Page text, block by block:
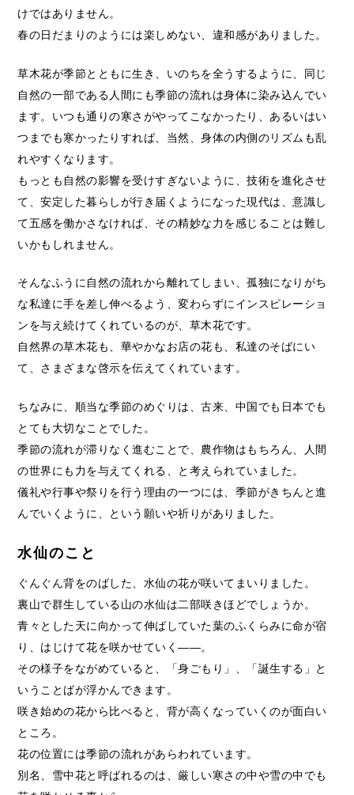
けではありません。
春の日だまりのようには楽しめない、違和感がありました。
草木花が季節とともに生き、いのちを全うするように、同じ
自然の一部である人間にも季節の流れは身体に染み込んでい
ます。いつも通りの寒さがやってこなかったり、あるいはい
つまでも寒かったりすれば、当然、身体の内側のリズムも乱
れやすくなります。
もっとも自然の影響を受けすぎないように、技術を進化させ
て、安定した暮らしが行き届くようになった現代は、意識し
て五感を働かさなければ、その精妙な力を感じることは難し
いかもしれません。
そんなふうに自然の流れから離れてしまい、孤独になりがち
な私達に手を差し伸べるよう、変わらずにインスピレーショ
ンを与え続けてくれているのが、草木花です。
自然界の草木花も、華やかなお店の花も、私達のそばにい
て、さまざまな啓示を伝えてくれています。
ちなみに、順当な季節のめぐりは、古来、中国でも日本でも
とても大切なことでした。
季節の流れが滞りなく進むことで、農作物はもちろん、人間
の世界にも力を与えてくれる、と考えられていました。
儀礼や行事や祭りを行う理由の一つには、季節がきちんと進
んでいくように、という願いや祈りがありました。
水仙のこと
ぐんぐん背をのばした、水仙の花が咲いてまいりました。
裏山で群生している山の水仙は二部咲きほどでしょうか。
青々とした天に向かって伸ばしていた葉のふくらみに命が宿
り、はじけて花を咲かせていく――。
その様子をながめていると、「身ごもり」、「誕生する」と
いうことばが浮かんできます。
咲き始めの花から比べると、背が高くなっていくのが面白い
ところ。
花の位置には季節の流れがあらわれています。
別名、雪中花と呼ばれるのは、厳しい寒さの中や雪の中でも